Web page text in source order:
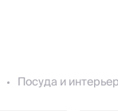
Посуда и интерьер